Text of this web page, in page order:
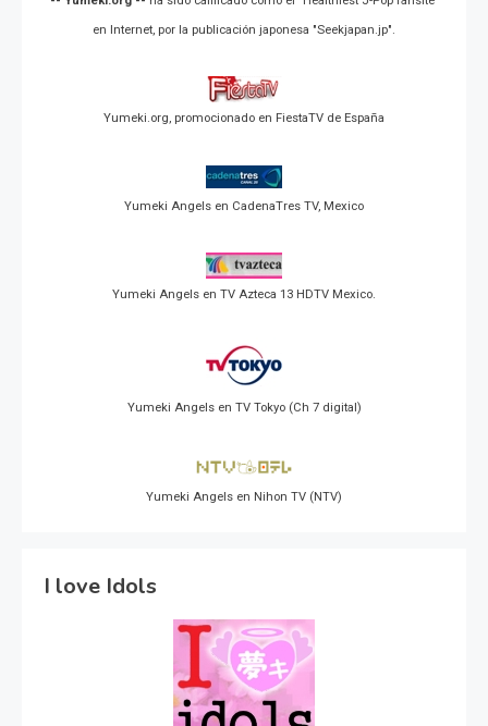
en Internet, por la publicación japonesa "Seekjapan.jp".
Yumeki.org, promocionado en FiestaTV de España
Yumeki Angels en CadenaTres TV, Mexico
Yumeki Angels en TV Azteca 13 HDTV Mexico.
Yumeki Angels en TV Tokyo (Ch 7 digital)
Yumeki Angels en Nihon TV (NTV)
I love Idols